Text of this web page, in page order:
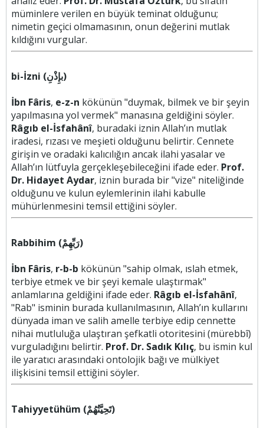
müminlere verilen en büyük teminat olduğunu;
nimetin geçici olmamasının, onun değerini mutlak
kıldığını vurgular.
bi-İzni (بإِذْنِ)
İbn Fâris, e-z-n kökünün "duymak, bilmek ve bir şeyin
yapılmasına yol vermek" manasına geldiğini söyler.
Râgıb el-İsfahânî, buradaki iznin Allah’ın mutlak
iradesi, rızası ve meşieti olduğunu belirtir. Cennete
girişin ve oradaki kalıcılığın ancak ilahi yasalar ve
Allah’ın lütfuyla gerçekleşebileceğini ifade eder. Prof.
Dr. Hidayet Aydar, iznin burada bir "vize" niteliğinde
olduğunu ve kulun eylemlerinin ilahi kabulle
mühürlenmesini temsil ettiğini söyler.
Rabbihim (رَبِّهِمْ)
İbn Fâris, r-b-b kökünün "sahip olmak, ıslah etmek,
terbiye etmek ve bir şeyi kemale ulaştırmak"
anlamlarına geldiğini ifade eder. Râgıb el-İsfahânî,
"Rab" isminin burada kullanılmasının, Allah’ın kullarını
dünyada iman ve salih amelle terbiye edip cennette
nihai mutluluğa ulaştıran şefkatli otoritesini (mürebbî)
vurguladığını belirtir. Prof. Dr. Sadık Kılıç, bu ismin kul
ile yaratıcı arasındaki ontolojik bağı ve mülkiyet
ilişkisini temsil ettiğini söyler.
Tahiyyetühüm (تَحِيَّتُهُمْ)